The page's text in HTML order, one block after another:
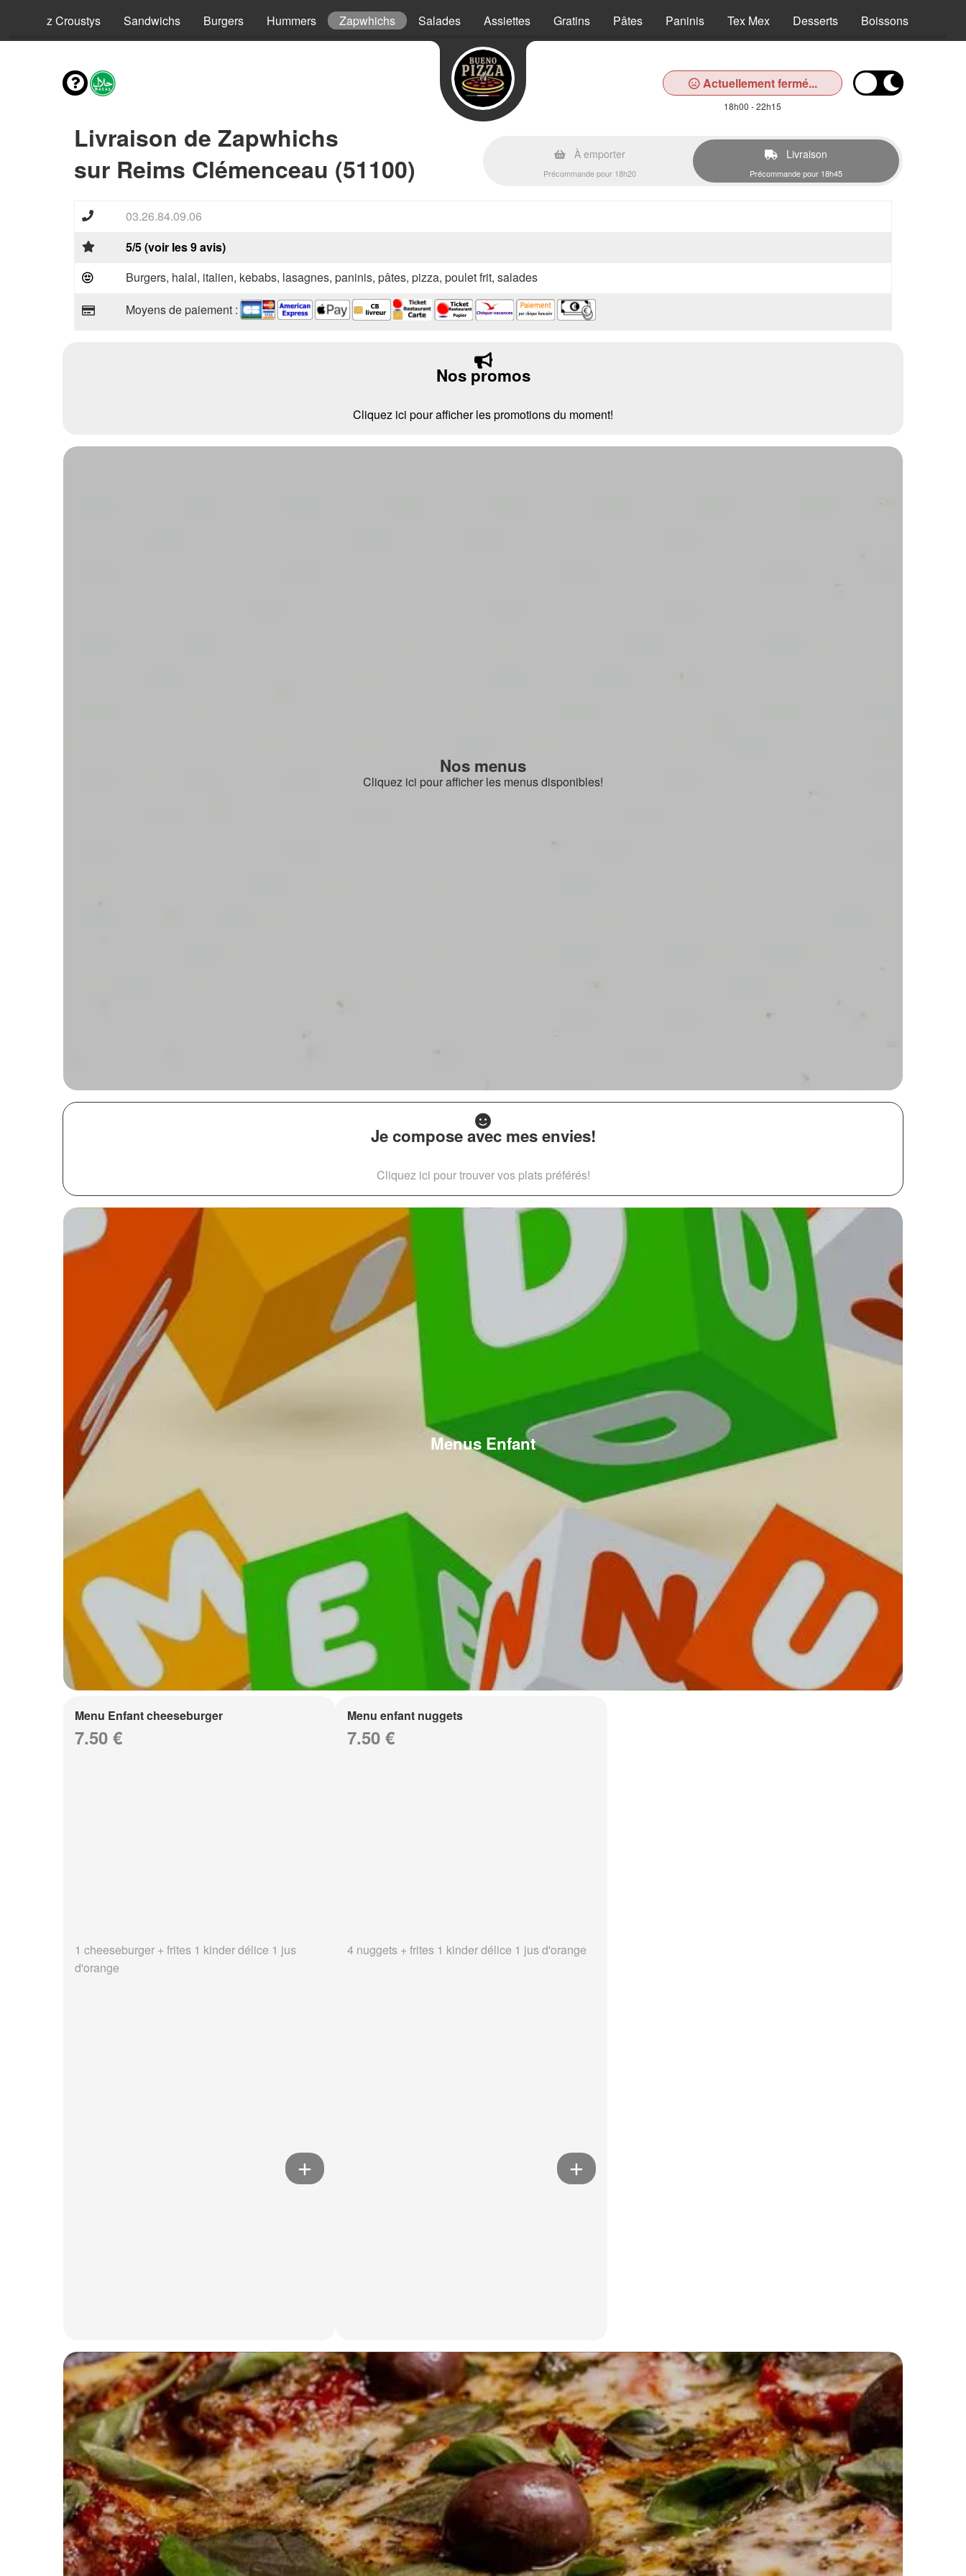
Riz Croustys Sandwichs Burgers Hummers Zapwhichs Salades Assiettes Gratins Pâtes Paninis Tex Mex Desserts Boissons
Actuellement fermé...
18h00 - 22h15
Livraison de Zapwhichs
sur Reims Clémenceau (51100)
À emporter
Précommande pour 18h20
Livraison
Précommande pour 18h45
03.26.84.09.06
5/5 (voir les 9 avis)
Burgers, halal, italien, kebabs, lasagnes, paninis, pâtes, pizza, poulet frit, salades
Moyens de paiement :
Nos promos
Cliquez ici pour afficher les promotions du moment!
Nos menus
Cliquez ici pour afficher les menus disponibles!
Je compose avec mes envies!
Cliquez ici pour trouver vos plats préférés!
Menus Enfant
Menu Enfant cheeseburger
7.50 €
1 cheeseburger + frites 1 kinder délice 1 jus
d'orange
Menu enfant nuggets
7.50 €
4 nuggets + frites 1 kinder délice 1 jus d'orange